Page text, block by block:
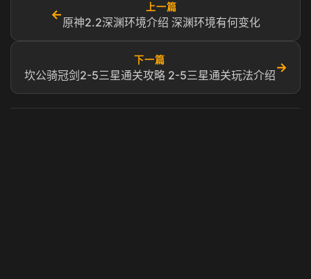
←
上一篇
原神2.2深渊环境介绍 深渊环境有何变化
下一篇
坎公骑冠剑2-5三星通关攻略 2-5三星通关玩法介绍
→